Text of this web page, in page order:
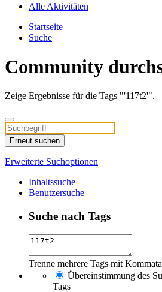
Alle Aktivitäten
Startseite
Suche
Community
Zeige Ergebnisse für die Tags "'117t2'".
Erneut suchen
Erweiterte Suchoptionen
Inhaltssuche
Benutzersuche
Suche nach Tags
Trenne mehrere Tags mit
Übereinstimmung des
Tags